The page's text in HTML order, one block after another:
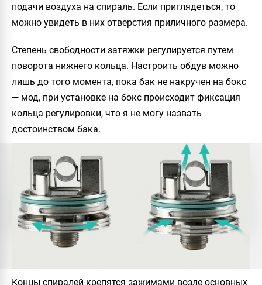
подачи воздуха на спираль. Если приглядеться, то
можно увидеть в них отверстия приличного размера.
Степень свободности затяжки регулируется путем
поворота нижнего кольца. Настроить обдув можно
лишь до того момента, пока бак не накручен на бокс
— мод, при установке на бокс происходит фиксация
кольца регулировки, что я не могу назвать
достоинством бака.
Концы спиралей крепятся зажимами возле основных